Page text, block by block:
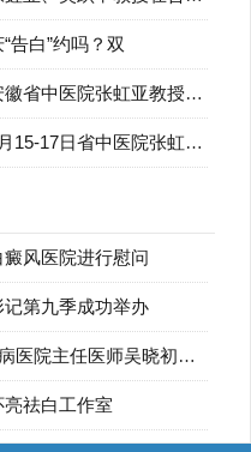
告白”约吗？双
医院张虹亚教授在合肥华研
省中医院张虹亚教授和南京
风医院进行慰问
第九季成功举办
医师吴晓初将来合肥华研
祛白工作室